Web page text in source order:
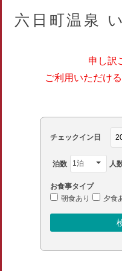
六日町温泉
申し訳
ご利用いただけ
チェックイン日
泊数 人
お食事タイプ
朝食あり
夕食